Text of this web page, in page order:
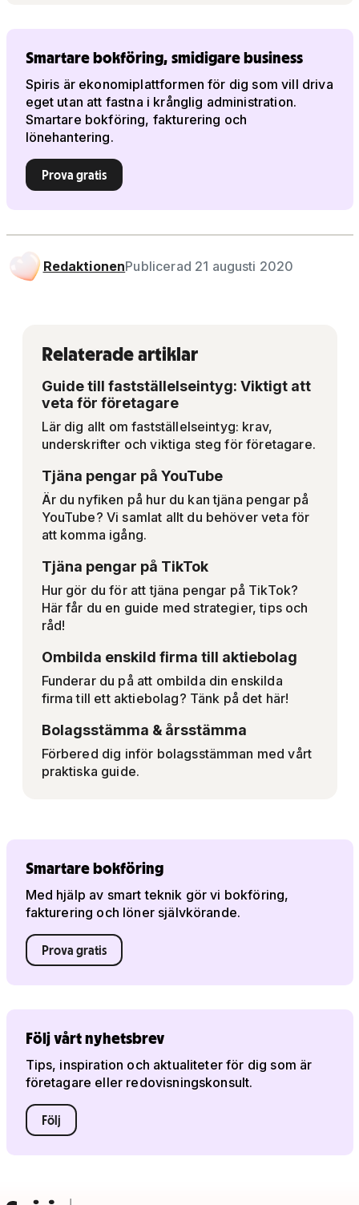
Smartare bokföring, smidigare business
Spiris är ekonomiplattformen för dig som vill driva
eget utan att fastna i krånglig administration.
Smartare bokföring, fakturering och
lönehantering.
Prova gratis
RedaktionenPublicerad 21 augusti 2020
Relaterade artiklar
Guide till fastställelseintyg: Viktigt att
veta för företagare
Lär dig allt om fastställelseintyg: krav,
underskrifter och viktiga steg för företagare.
Tjäna pengar på YouTube
Är du nyfiken på hur du kan tjäna pengar på
YouTube? Vi samlat allt du behöver veta för
att komma igång.
Tjäna pengar på TikTok
Hur gör du för att tjäna pengar på TikTok?
Här får du en guide med strategier, tips och
råd!
Ombilda enskild firma till aktiebolag
Funderar du på att ombilda din enskilda
firma till ett aktiebolag? Tänk på det här!
Bolagsstämma & årsstämma
Förbered dig inför bolagsstämman med vårt
praktiska guide.
Smartare bokföring
Med hjälp av smart teknik gör vi bokföring,
fakturering och löner självkörande.
Prova gratis
Följ vårt nyhetsbrev
Tips, inspiration och aktualiteter för dig som är
företagare eller redovisningskonsult.
Följ